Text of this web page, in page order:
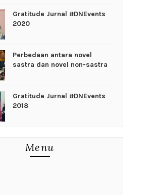
Gratitude Jurnal #DNEvents
2020
Perbedaan antara novel
sastra dan novel non-sastra
Gratitude Jurnal #DNEvents
2018
Menu